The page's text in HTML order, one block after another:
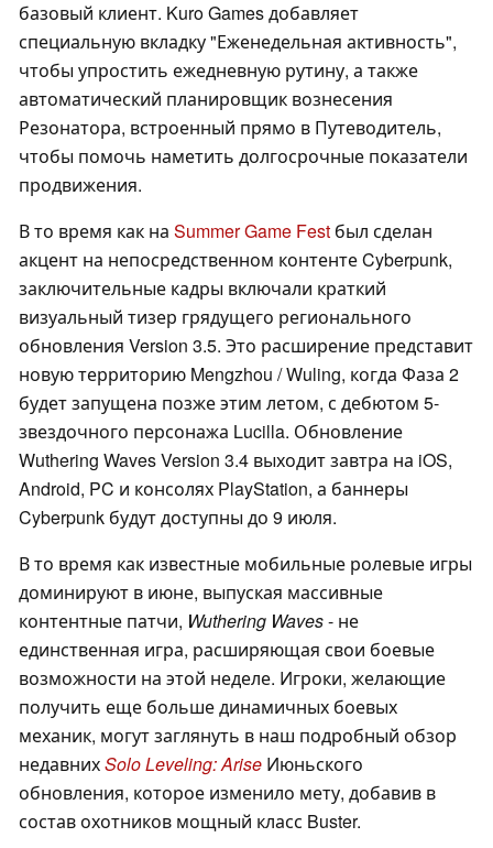
базовый клиент. Kuro Games добавляет
специальную вкладку "Еженедельная активность",
чтобы упростить ежедневную рутину, а также
автоматический планировщик вознесения
Резонатора, встроенный прямо в Путеводитель,
чтобы помочь наметить долгосрочные показатели
продвижения.
В то время как на Summer Game Fest был сделан
акцент на непосредственном контенте Cyberpunk,
заключительные кадры включали краткий
визуальный тизер грядущего регионального
обновления Version 3.5. Это расширение представит
новую территорию Mengzhou / Wuling, когда Фаза 2
будет запущена позже этим летом, с дебютом 5-
звездочного персонажа Lucilla. Обновление
Wuthering Waves Version 3.4 выходит завтра на iOS,
Android, PC и консолях PlayStation, а баннеры
Cyberpunk будут доступны до 9 июля.
В то время как известные мобильные ролевые игры
доминируют в июне, выпуская массивные
контентные патчи, Wuthering Waves- не
единственная игра, расширяющая свои боевые
возможности на этой неделе. Игроки, желающие
получить еще больше динамичных боевых
механик, могут заглянуть в наш подробный обзор
недавнихSolo Leveling: Arise Июньского
обновления, которое изменило мету, добавив в
состав охотников мощный класс Buster.